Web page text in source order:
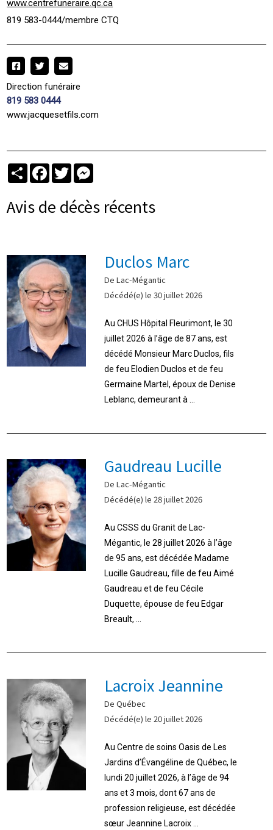
www.centrefuneraire.qc.ca
819 583-0444/membre CTQ
Direction funéraire
819 583 0444
www.jacquesetfils.com
PartagerFacebook
Twitter
Avis de décès récents
Duclos Marc
De Lac-Mégantic
Décédé(e) le 30 juillet 2026
Au CHUS Hôpital Fleurimont, le 30
juillet 2026 à l’âge de 87 ans, est
décédé Monsieur Marc Duclos, fils
de feu Elodien Duclos et de feu
Germaine Martel, époux de Denise
Leblanc, demeurant à ...
Gaudreau Lucille
De Lac-Mégantic
Décédé(e) le 28 juillet 2026
Au CSSS du Granit de Lac-
Mégantic, le 28 juillet 2026 à l’âge
de 95 ans, est décédée Madame
Lucille Gaudreau, fille de feu Aimé
Gaudreau et de feu Cécile
Duquette, épouse de feu Edgar
Breault, ...
Lacroix Jeannine
De Québec
Décédé(e) le 20 juillet 2026
Au Centre de soins Oasis de Les
Jardins d’Évangéline de Québec, le
lundi 20 juillet 2026, à l’âge de 94
ans et 3 mois, dont 67 ans de
profession religieuse, est décédée
sœur Jeannine Lacroix ...